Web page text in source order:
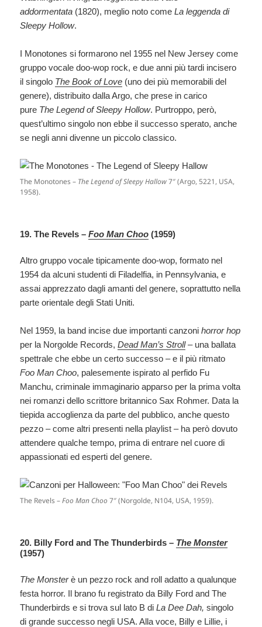
addormentata (1820), meglio noto comeLa leggenda di
Sleepy Hollow.
I Monotones si formarono nel 1955 nel New Jersey come
gruppo vocale doo-wop rock, e due anni più tardi incisero
il singolo The Book of Love (uno dei più memorabili del
genere), distribuito dalla Argo, che prese in carico
pure The Legend of Sleepy Hollow. Purtroppo, però,
quest’ultimo singolo non ebbe il successo sperato, anche
se negli anni divenne un piccolo classico.
The Monotones – The Legend of Sleepy Hallow7″ (Argo, 5221, USA,
1958).
19. The Revels –Foo Man Choo (1959)
Altro gruppo vocale tipicamente doo-wop, formato nel
1954 da alcuni studenti di Filadelfia, in Pennsylvania, e
assai apprezzato dagli amanti del genere, soprattutto nella
parte orientale degli Stati Uniti.
Nel 1959, la band incise due importanti canzonihorror hop
per la Norgolde Records,Dead Man’s Stroll– una ballata
spettrale che ebbe un certo successo – e il più ritmato
Foo Man Choo, palesemente ispirato al perfido Fu
Manchu, criminale immaginario apparso per la prima volta
nei romanzi dello scrittore britannico Sax Rohmer. Data la
tiepida accoglienza da parte del pubblico, anche questo
pezzo – come altri presenti nella playlist – ha però dovuto
attendere qualche tempo, prima di entrare nel cuore di
appassionati ed esperti del genere.
The Revels –Foo Man Choo 7″ (Norgolde, N104, USA, 1959).
20. Billy Ford and The Thunderbirds – The Monster
(1957)
The Monsterè un pezzo rock and roll adatto a qualunque
festa horror. Il brano fu registrato da Billy Ford and The
Thunderbirds e si trova sul lato B diLa Dee Dah, singolo
di grande successo negli USA. Alla voce, Billy e Lillie, i